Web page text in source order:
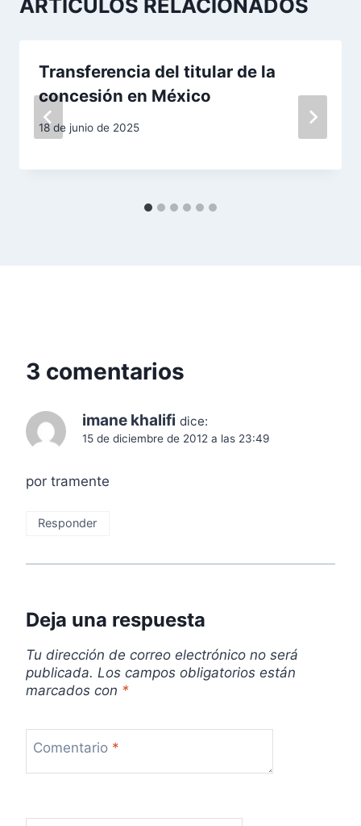
i
e
a
s
ARTÍCULOS RELACIONADOS
Transferencia del titular de la
concesión en México
18 de junio de 2025
3 comentarios
imane khalifi dice:
15 de diciembre de 2012 a las 23:49
por tramente
Responder
Deja una respuesta
Tu dirección de correo electrónico no será
publicada. Los campos obligatorios están
marcados con *
Comentario *